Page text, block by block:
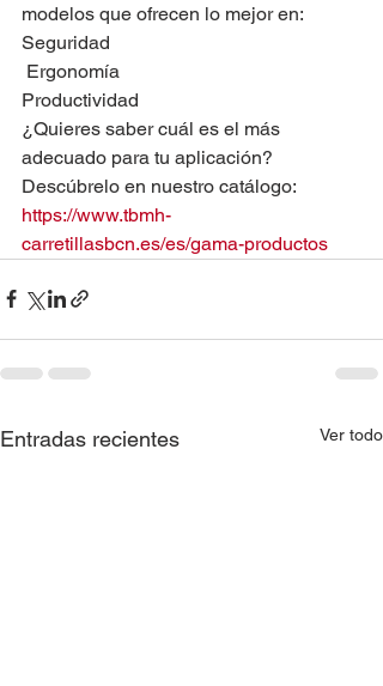
modelos que ofrecen lo mejor en:
Seguridad
Ergonomía
Productividad
¿Quieres saber cuál es el más
adecuado para tu aplicación?
Descúbrelo en nuestro catálogo:
https://www.tbmh-
carretillasbcn.es/es/gama-productos
Entradas recientes Ver todo